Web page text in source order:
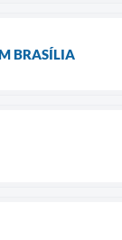
BRASÍLIA